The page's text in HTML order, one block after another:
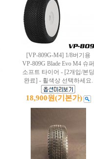
[VP-809G-M4] 1/8버기용
VP-809G Blade Evo M4 슈퍼
소프트 타이어 - [2개입/본딩
완료] - 휠색상 선택하세요.
18,900원(기본가)